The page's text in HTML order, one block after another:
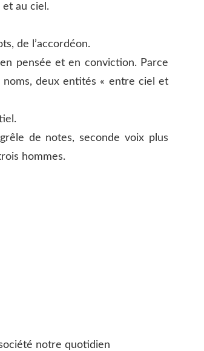
au ciel.
de l’accordéon.
pensée et en conviction. Parce
noms, deux entités « entre ciel et
de notes, seconde voix plus
hommes.
notre quotidien